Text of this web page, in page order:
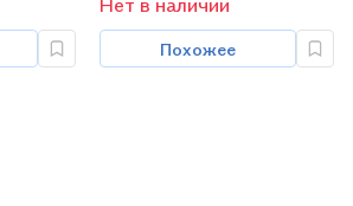
заболеваний
Нет в наличии
Похожее